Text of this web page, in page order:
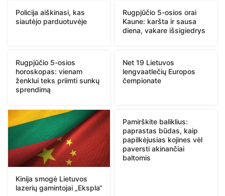
Policija aiškinasi, kas
siautėjo parduotuvėje
Rugpjūčio 5-osios orai
Kaune: karšta ir sausa
diena, vakare išsigiedrys
Rugpjūčio 5-osios
horoskopas: vienam
ženklui teks priimti sunkų
sprendimą
Net 19 Lietuvos
lengvaatlečių Europos
čempionate
Kinija smogė Lietuvos
lazerių gamintojai „Ekspla“
Pamirškite baliklius:
paprastas būdas, kaip
papilkėjusias kojines vėl
paversti akinančiai
baltomis